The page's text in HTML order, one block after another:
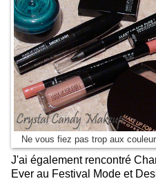
Ne vous fiez pas trop aux
J'ai également rencontré
Ever au Festival Mode et